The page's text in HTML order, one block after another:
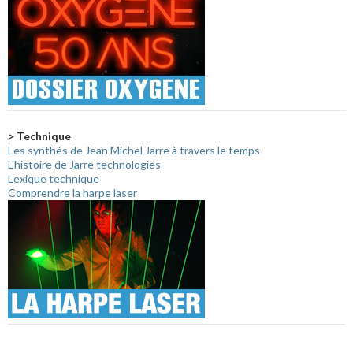
> Technique
Les synthés de Jean Michel Jarre à travers le temps
L'histoire de Jarre technologies
Lexique technique
Comprendre la harpe laser